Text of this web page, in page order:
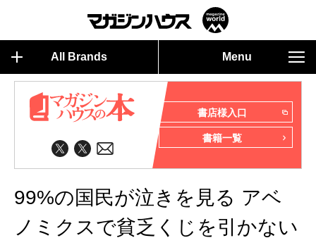
All Brands Menu
書店様入口
書籍一覧
99%の国民が泣きを見る アベ
ノミクスで貧乏くじを引かない